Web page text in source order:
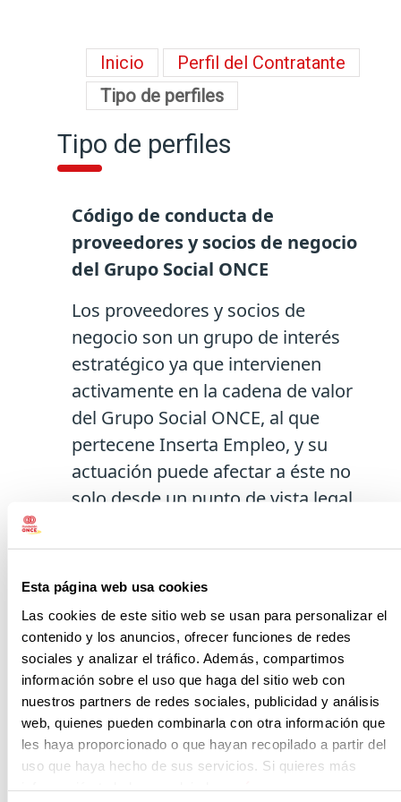
Esta página web usa cookies
Las cookies de este sitio web se usan para personalizar el
contenido y los anuncios, ofrecer funciones de redes
sociales y analizar el tráfico. Además, compartimos
información sobre el uso que haga del sitio web con
nuestros partners de redes sociales, publicidad y análisis
web, quienes pueden combinarla con otra información que
les haya proporcionado o que hayan recopilado a partir del
uso que haya hecho de sus servicios. Si quieres más
Inicio
Perfil del Contratante
Tipo de perfiles
Tipo de perfiles
Código de conducta de
proveedores y socios de negocio
del Grupo Social ONCE
Los proveedores y socios de
negocio son un grupo de interés
estratégico ya que intervienen
activamente en la cadena de valor
del Grupo Social ONCE, al que
pertecene Inserta Empleo, y su
actuación puede afectar a éste no
solo desde un punto de vista legal,
Por este motivo, deben
comprometerse a mantener unas
pautas mínimas de conducta en el
desarrollo de su actividad y, en
particular, en el marco de sus
relaciones contractuales con el
Grupo Social ONCE, evitando o
minimizando de este modo riesgos
asociados con prácticas